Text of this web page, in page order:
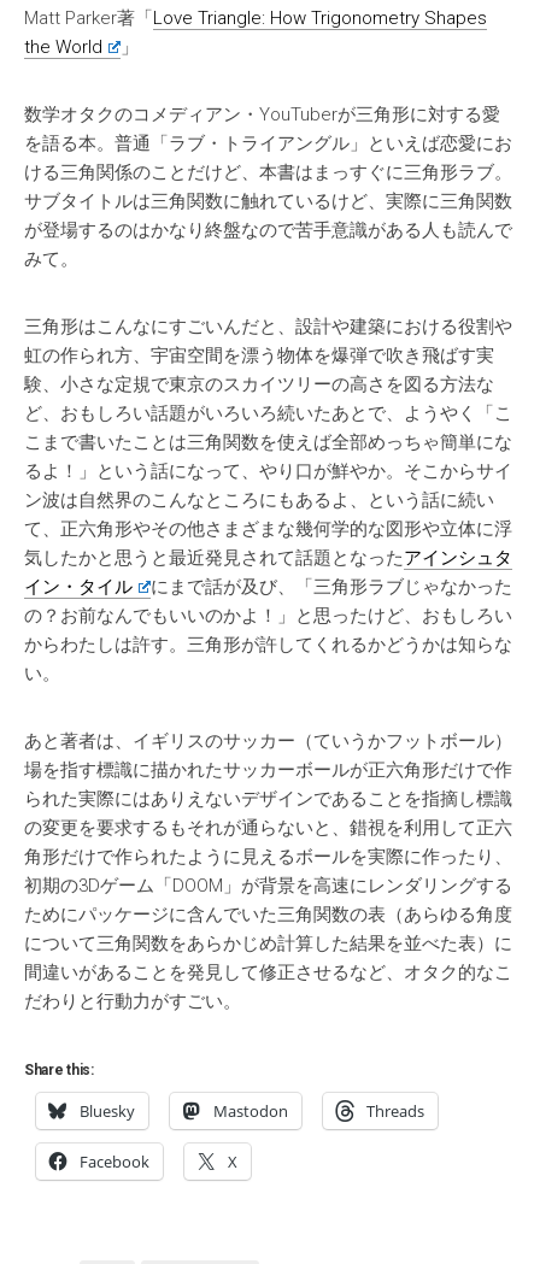
Matt Parker著「Love Triangle: How Trigonometry Shapes
the World
」
数学オタクのコメディアン・YouTuberが三角形に対する愛
を語る本。普通「ラブ・トライアングル」といえば恋愛にお
ける三角関係のことだけど、本書はまっすぐに三角形ラブ。
サブタイトルは三角関数に触れているけど、実際に三角関数
が登場するのはかなり終盤なので苦手意識がある人も読んで
みて。
三角形はこんなにすごいんだと、設計や建築における役割や
虹の作られ方、宇宙空間を漂う物体を爆弾で吹き飛ばす実
験、小さな定規で東京のスカイツリーの高さを図る方法な
ど、おもしろい話題がいろいろ続いたあとで、ようやく「こ
こまで書いたことは三角関数を使えば全部めっちゃ簡単にな
るよ！」という話になって、やり口が鮮やか。そこからサイ
ン波は自然界のこんなところにもあるよ、という話に続い
て、正六角形やその他さまざまな幾何学的な図形や立体に浮
気したかと思うと最近発見されて話題となったアインシュタ
イン・タイル
にまで話が及び、「三角形ラブじゃなかった
の？お前なんでもいいのかよ！」と思ったけど、おもしろい
からわたしは許す。三角形が許してくれるかどうかは知らな
い。
あと著者は、イギリスのサッカー（ていうかフットボール）
場を指す標識に描かれたサッカーボールが正六角形だけで作
られた実際にはありえないデザインであることを指摘し標識
の変更を要求するもそれが通らないと、錯視を利用して正六
角形だけで作られたように見えるボールを実際に作ったり、
初期の3Dゲーム「DOOM」が背景を高速にレンダリングする
ためにパッケージに含んでいた三角関数の表（あらゆる角度
について三角関数をあらかじめ計算した結果を並べた表）に
間違いがあることを発見して修正させるなど、オタク的なこ
だわりと行動力がすごい。
Share this:
Bluesky Mastodon Threads
Facebook X